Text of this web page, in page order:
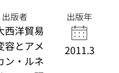
出版者
西洋貿易
容とアメ
ン・ルネ
出版年
2011.3